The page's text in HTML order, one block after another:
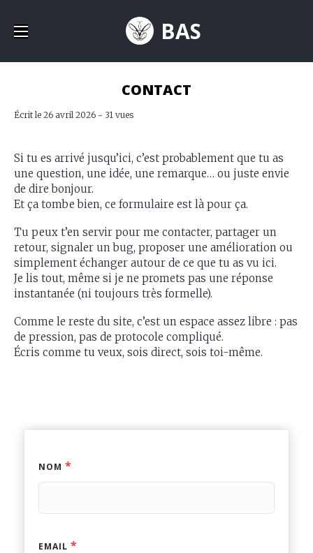
BAS
CONTACT
Écrit le 26 avril 2026 - 31 vues
Si tu es arrivé jusqu’ici, c’est probablement que tu as
une question, une idée, une remarque… ou juste envie
de dire bonjour.
Et ça tombe bien, ce formulaire est là pour ça.
Tu peux t’en servir pour me contacter, partager un
retour, signaler un bug, proposer une amélioration ou
simplement échanger autour de ce que tu as vu ici.
Je lis tout, même si je ne promets pas une réponse
instantanée (ni toujours très formelle).
Comme le reste du site, c’est un espace assez libre : pas
de pression, pas de protocole compliqué.
Écris comme tu veux, sois direct, sois toi-même.
NOM
EMAIL